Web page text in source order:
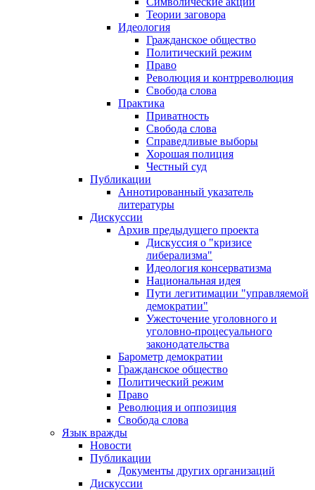
Теории заговора
Идеология
Гражданское общество
Политический режим
Право
Революция и контрреволюция
Свобода слова
Практика
Приватность
Свобода слова
Справедливые выборы
Хорошая полиция
Честный суд
Публикации
Аннотированный указатель
литературы
Дискуссии
Архив предыдущего проекта
Дискуссия о "кризисе
либерализма"
Идеология консерватизма
Национальная идея
Пути легитимации "управляемой
демократии"
Ужесточение уголовного и
уголовно-процесуального
законодательства
Барометр демократии
Гражданское общество
Политический режим
Право
Революция и оппозиция
Свобода слова
Язык вражды
Новости
Публикации
Документы других организаций
Дискуссии